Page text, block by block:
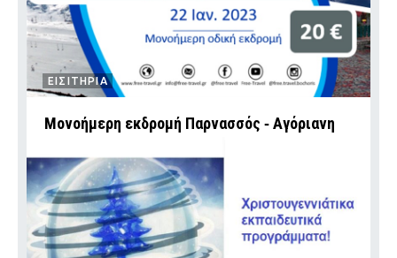
ΕΙΣΙΤΗΡΙΑ
Mονοήμερη εκδρομή Παρνασσός ‑ Αγόριανη